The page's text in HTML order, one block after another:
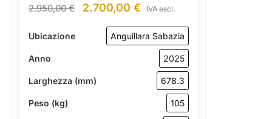
2.950,00€ 2.700,00 € IVA escl.
Ubicazione Anguillara Sabazia
Anno 2025
Larghezza (mm) 678.3
Peso (kg) 105